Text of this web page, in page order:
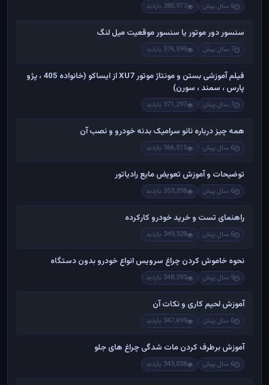
6 سال پیش 380,977 بازدید
سنسور دور موتور یا سنسور موقعیت میل لنگ
7 سال پیش 376,599 بازدید
فیلم آموزشی بستن و مونتاژ موتور XU7 از ایساکو (خانواده 405 ، پژو
پارس ، سمند ، سورن)
7 سال پیش 371,297 بازدید
همه چیز درباره نانو سرامیک بدنه خودرو و نصب آن
6 سال پیش 366,515 بازدید
توضیحات و آموزش تعویض مایع رادیاتور
6 سال پیش 353,398 بازدید
راهنمای تست و خريد خودرو کارکرده
6 سال پیش 349,328 بازدید
نحوه خاموش کردن چراغ سرویس انواع خودرو بدون دستگاه
9 سال پیش 348,293 بازدید
آموزش لحیم کاری و نکات آن
6 سال پیش 347,699 بازدید
آموزش برطرف کردن مات شدگی چراغ های جلو
6 سال پیش 343,038 بازدید